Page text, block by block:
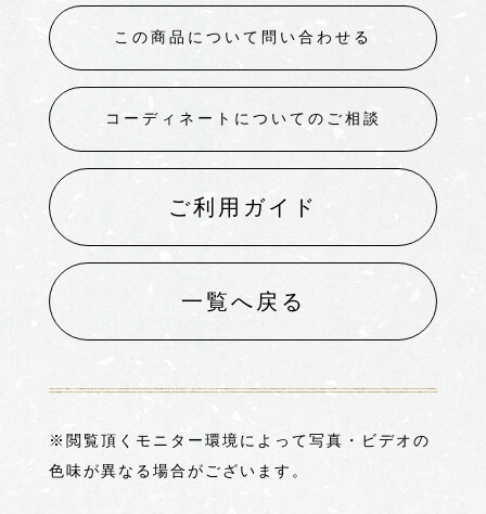
この商品について問い合わせる
コーディネートについてのご相談
ご利用ガイド
一覧へ戻る
※閲覧頂くモニター環境によって写真・ビデオの
色味が異なる場合がございます。